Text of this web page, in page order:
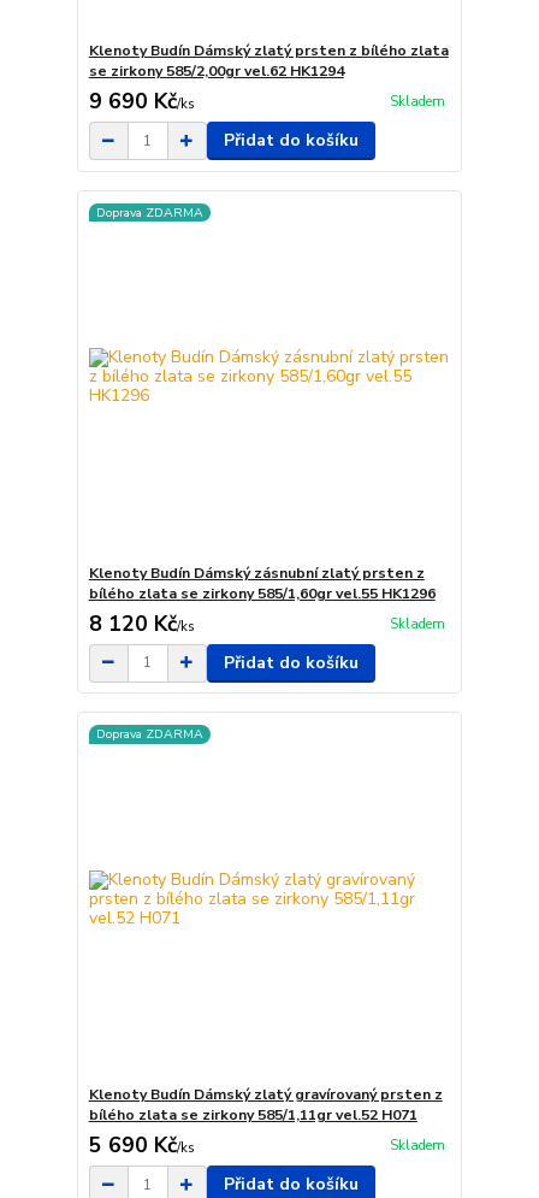
Klenoty Budín Dámský zlatý prsten z bílého zlata
se zirkony 585/2,00gr vel.62 HK1294
9 690 Kč/ks Skladem
Přidat do košíku
Doprava ZDARMA
Klenoty Budín Dámský zásnubní zlatý prsten z
bílého zlata se zirkony 585/1,60gr vel.55 HK1296
8 120 Kč/ks Skladem
Přidat do košíku
Doprava ZDARMA
Klenoty Budín Dámský zlatý gravírovaný prsten z
bílého zlata se zirkony 585/1,11gr vel.52 H071
5 690 Kč/ks Skladem
Přidat do košíku